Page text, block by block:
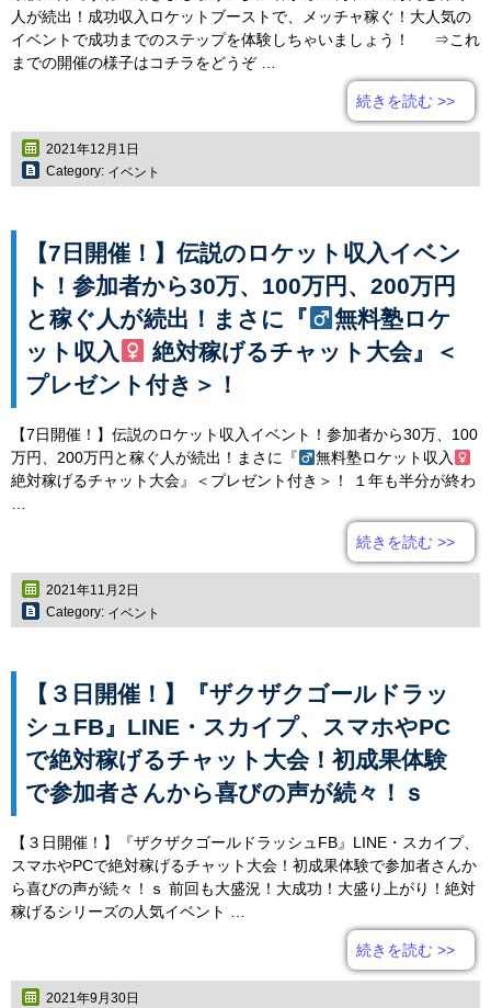
人が続出！成功収入ロケットブーストで、メッチャ稼ぐ！大人気の
イベントで成功までのステップを体験しちゃいましょう！ ⇒これ
までの開催の様子はコチラをどうぞ …
続きを読む >>
2021年12月1日
Category: イベント
【7日開催！】伝説のロケット収入イベン
ト！参加者から30万、100万円、200万円
と稼ぐ人が続出！まさに『
無料塾ロケ
ット収入
絶対稼げるチャット大会』＜
プレゼント付き＞！
【7日開催！】伝説のロケット収入イベント！参加者から30万、100
万円、200万円と稼ぐ人が続出！まさに『
無料塾ロケット収入
絶対稼げるチャット大会』＜プレゼント付き＞！ １年も半分が終わ
続きを読む >>
2021年11月2日
Category: イベント
【３日開催！】『ザクザクゴールドラッ
シュFB』LINE・スカイプ、スマホやPC
で絶対稼げるチャット大会！初成果体験
で参加者さんから喜びの声が続々！ｓ
【３日開催！】『ザクザクゴールドラッシュFB』LINE・スカイプ、
スマホやPCで絶対稼げるチャット大会！初成果体験で参加者さんか
ら喜びの声が続々！ｓ 前回も大盛況！大成功！大盛り上がり！絶対
稼げるシリーズの人気イベント …
続きを読む >>
2021年9月30日